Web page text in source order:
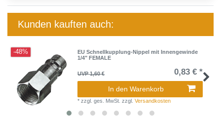
Kunden kauften auch:
-48%
EU Schnellkupplung-Nippel mit Innengewinde
1/4" FEMALE
UVP 1,60 € 0,83 € *
In den Warenkorb
*zzgl. ges. MwSt. zzgl.Versandkosten